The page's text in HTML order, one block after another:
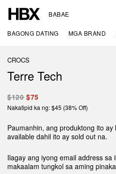
BABAE
BAGONG DATING MGA BRAND
CROCS
Terre Tech
$120 $75
Nakatipid ka ng: $45 (38% Off)
Paumanhin, ang produktong ito
available dahil ito ay sold out na.
Ilagay ang iyong email address sa
makaalam tungkol sa aming